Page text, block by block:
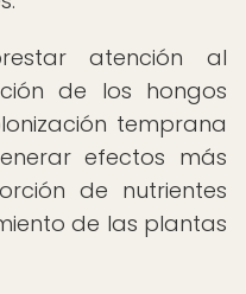
atención al
de los hongos
temprana
efectos más
de nutrientes
de las plantas